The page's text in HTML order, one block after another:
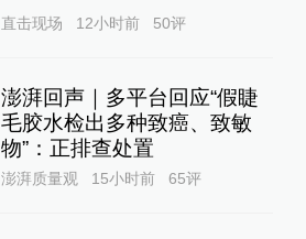
直击现场 12小时前 50评
澎湃回声｜多平台回应“假睫
毛胶水检出多种致癌、致敏
物”：正排查处置
澎湃质量观 15小时前 65评